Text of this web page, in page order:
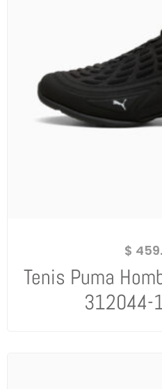
$
Tenis Puma
312044-